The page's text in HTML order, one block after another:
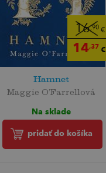
16,90€
14,37 €
Hamnet
Maggie O’Farrellová
Na sklade
pridať do košíka